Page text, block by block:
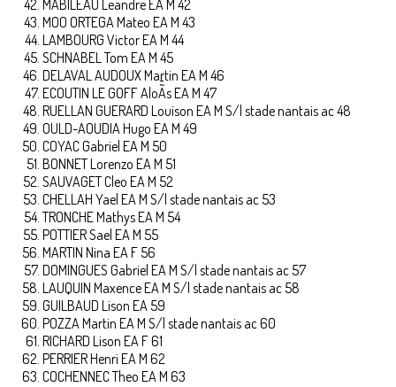
MABILEAU Leandre EA M 42
MOO ORTEGA Mateo EA M 43
LAMBOURG Victor EA M 44
SCHNABEL Tom EA M 45
DELAVAL AUDOUX Martin EA M 46
ECOUTIN LE GOFF AloÃ¯s EA M 47
RUELLAN GUERARD Louison EA M S/l stade nantais ac 48
OULD-AOUDIA Hugo EA M 49
COYAC Gabriel EA M 50
BONNET Lorenzo EA M 51
SAUVAGET Cleo EA M 52
CHELLAH Yael EA M S/l stade nantais ac 53
TRONCHE Mathys EA M 54
POTTIER Sael EA M 55
MARTIN Nina EA F 56
DOMINGUES Gabriel EA M S/l stade nantais ac 57
LAUQUIN Maxence EA M S/l stade nantais ac 58
GUILBAUD Lison EA 59
POZZA Martin EA M S/l stade nantais ac 60
RICHARD Lison EA F 61
PERRIER Henri EA M 62
COCHENNEC Theo EA M 63